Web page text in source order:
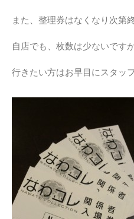
また、整理券はなくなり次第
自店でも、枚数は少ないです
行きたい方はお早目にスタッ